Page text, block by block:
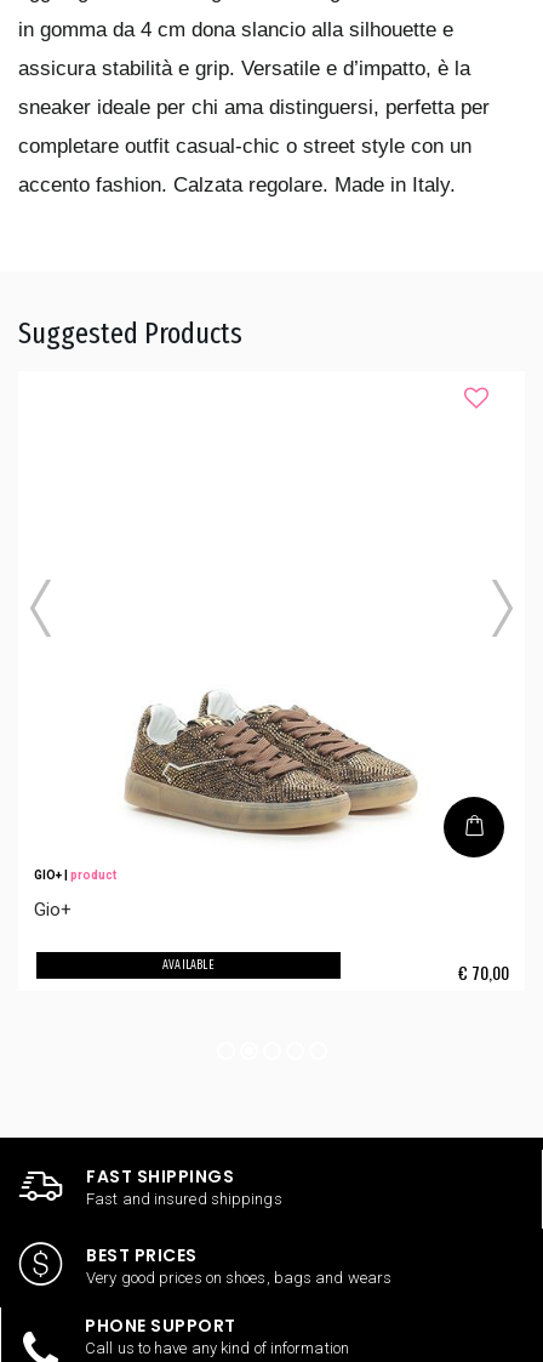
in gomma da 4 cm dona slancio alla silhouette e
assicura stabilità e grip. Versatile e d’impatto, è la
sneaker ideale per chi ama distinguersi, perfetta per
completare outfit casual-chic o street style con un
accento fashion. Calzata regolare. Made in Italy.
Suggested Products
GIO+ product
Gio+
€ 70,00
AVAILABLE
FAST SHIPPINGS
Fast and insured shippings
BEST PRICES
Very good prices on shoes, bags and wears
PHONE SUPPORT
Call us to have any kind of information